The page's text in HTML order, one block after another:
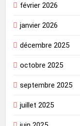
février 2026
janvier 2026
décembre 2025
octobre 2025
septembre 2025
juillet 2025